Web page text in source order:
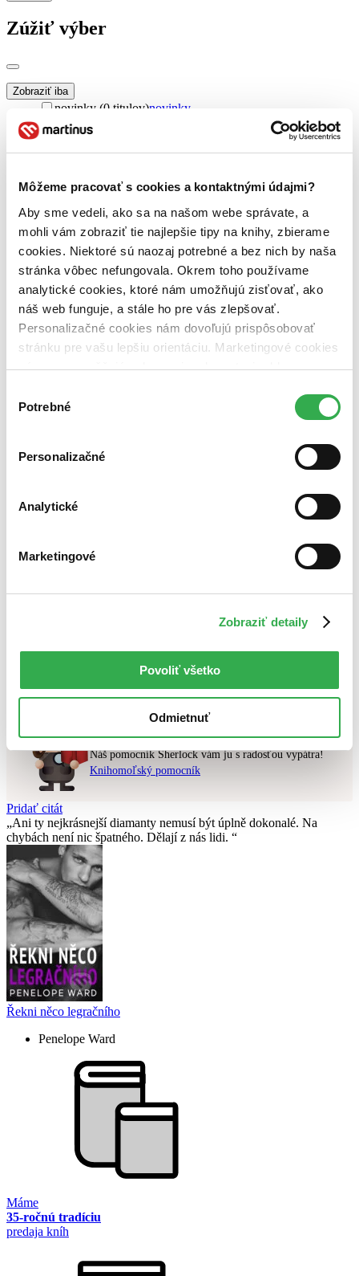
Môžeme pracovať s cookies a kontaktnými údajmi?
Aby sme vedeli, ako sa na našom webe správate, a
mohli vám zobraziť tie najlepšie tipy na knihy, zbierame
cookies. Niektoré sú naozaj potrebné a bez nich by naša
stránka vôbec nefungovala. Okrem toho používame
analytické cookies, ktoré nám umožňujú zisťovať, ako
náš web funguje, a stále ho pre vás zlepšovať.
Personalizačné cookies nám dovoľujú prispôsobovať
stránku pre vašu lepšiu orientáciu. Marketingové cookies
nám zas umožňujú zobrazenie relevantnej reklamy.
nám pomohlo, keby sme mohli používať všetky tieto
súhlasu
Potrebné
Personalizačné
Analytické
Marketingové
Zobraziť detaily
Povoliť všetko
Odmietnuť
Zúžiť výber
Zobraziť iba
novinky (0 titulov)novinky
zľavnené tituly (0 titulov)
Dostupnosť
predpredaj (0 titulov)predpredaj
dostupná (bez vypredaných) (0 titulov)dostupná (bez
vypredaných)
nová (0 titulov)nová
čítaná (0 titulov)čítaná
čítaná - výborný stav (0 titulov)čítaná - výborný stav
čítaná - mierne opotrebovaná (0 titulov)čítaná - mierne
opotrebovaná
čítané verzie vypredaných kníh (0 titulov) čítané verzie
vypredaných kníh
Zúžiť výber
Bestsellery
Najdrahšie
pripravované
vyhovujúci zadaným podmienkam.
Chcete poradiť knihu?
Náš pomocník Sherlock vám ju s radosťou vypátra!
Knihomoľský pomocník
Pridať citát
Ani ty nejkrásnejší diamanty nemusí být úplně dokonalé. Na
chybách není nic špatného. Dělají z nás lidi.
Řekni něco legračního
Penelope Ward
Máme
35-ročnú tradíciu
predaja kníh